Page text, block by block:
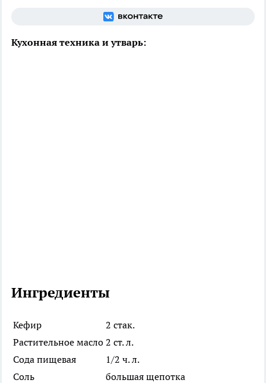
Кухонная техника и утварь:
Ингредиенты
Кефир
2 стак.
Растительное масло 2 ст. л.
Сода пищевая
1/2 ч. л.
Соль
большая щепотка